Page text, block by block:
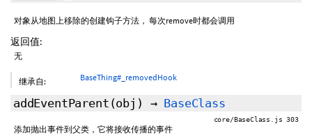
对象从地图上移除的创建钩子方法， 每次remove时都会调用
返回值:
无
继承自: BaseThing#_removedHook
addEventParent (obj) → BaseClass
core/BaseClass.js 303
添加抛出事件到父类，它将接收传播的事件